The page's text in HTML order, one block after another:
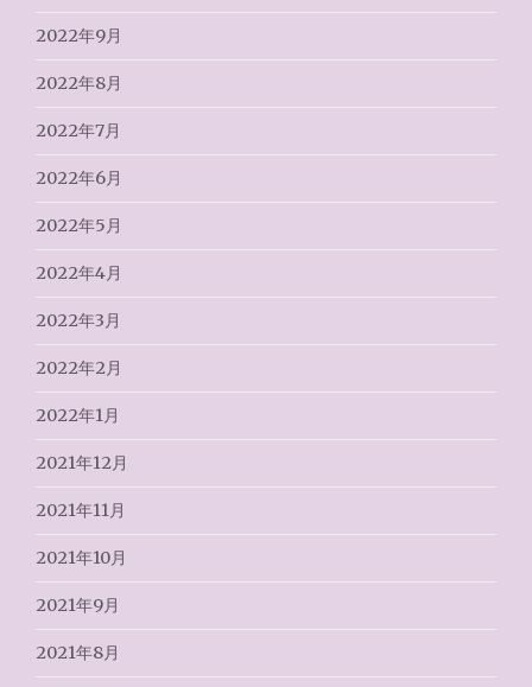
2022年9月
2022年8月
2022年7月
2022年6月
2022年5月
2022年4月
2022年3月
2022年2月
2022年1月
2021年12月
2021年11月
2021年10月
2021年9月
2021年8月